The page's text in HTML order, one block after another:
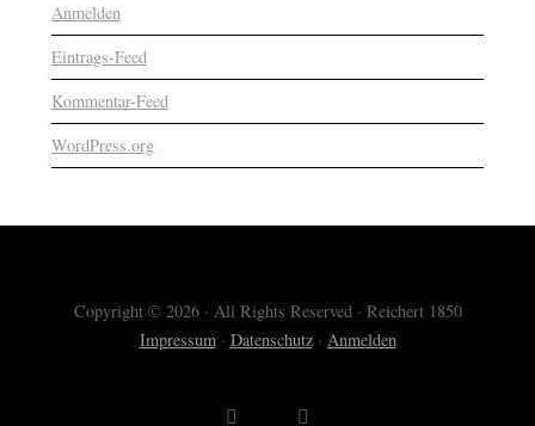
Anmelden
Eintrags-Feed
Kommentar-Feed
WordPress.org
Copyright © 2026 · All Rights Reserved · Reichert 1850
Impressum· Datenschutz· Anmelden